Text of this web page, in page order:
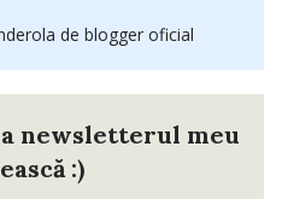
de blogger oficial
newsletterul meu
:)